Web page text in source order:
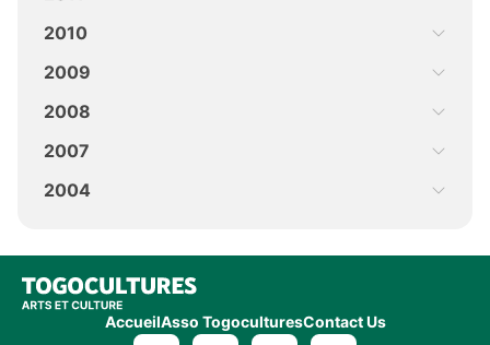
2010
2009
2008
2007
2004
AccueilAsso TogoculturesContact Us